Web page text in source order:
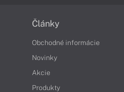
Články
Obchodné informácie
Novinky
Akcie
Produkty